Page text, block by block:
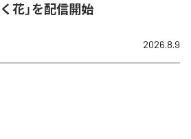
花」を配信開始
2026.8.9